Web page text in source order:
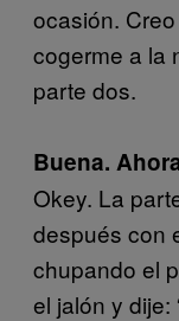
ocasión.
cogerme a la
parte dos.
Buena.
Okey. La
después con
chupando el
el jalón y dije: